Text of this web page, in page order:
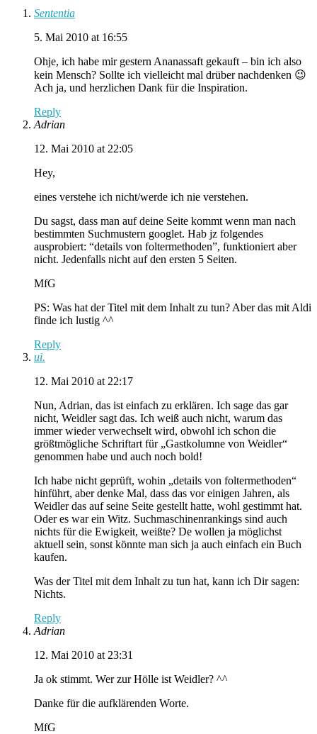
Sententia
5. Mai 2010 at 16:55
Ohje, ich habe mir gestern Ananassaft gekauft – bin ich also
kein Mensch? Sollte ich vielleicht mal drüber nachdenken 😉
Ach ja, und herzlichen Dank für die Inspiration.
Reply
Adrian
12. Mai 2010 at 22:05
Hey,
eines verstehe ich nicht/werde ich nie verstehen.
Du sagst, dass man auf deine Seite kommt wenn man nach
bestimmten Suchmustern googlet. Hab jz folgendes
ausprobiert: “details von foltermethoden”, funktioniert aber
nicht. Jedenfalls nicht auf den ersten 5 Seiten.
MfG
PS: Was hat der Titel mit dem Inhalt zu tun? Aber das mit Aldi
finde ich lustig ^^
Reply
ui.
12. Mai 2010 at 22:17
Nun, Adrian, das ist einfach zu erklären. Ich sage das gar
nicht, Weidler sagt das. Ich weiß auch nicht, warum das
immer wieder verwechselt wird, obwohl ich schon die
größtmögliche Schriftart für „Gastkolumne von Weidler“
genommen habe und auch noch bold!
Ich habe nicht geprüft, wohin „details von foltermethoden“
hinführt, aber denke Mal, dass das vor einigen Jahren, als
Weidler das auf seine Seite gestellt hatte, wohl gestimmt hat.
Oder es war ein Witz. Suchmaschinenrankings sind auch
nichts für die Ewigkeit, weißte? De wollen ja möglichst
aktuell sein, sonst könnte man sich ja auch einfach ein Buch
kaufen.
Was der Titel mit dem Inhalt zu tun hat, kann ich Dir sagen:
Nichts.
Reply
Adrian
12. Mai 2010 at 23:31
Ja ok stimmt. Wer zur Hölle ist Weidler? ^^
Danke für die aufklärenden Worte.
MfG